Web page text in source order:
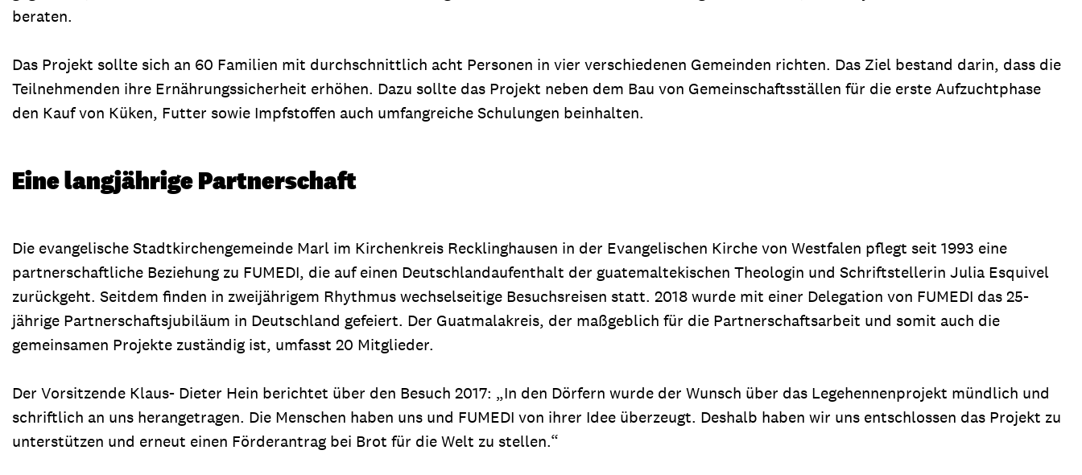
beraten.
Das Projekt sollte sich an 60 Familien mit durchschnittlich acht Personen in vier verschiedenen Gemeinden richten. Das Ziel bestand darin, dass die
Teilnehmenden ihre Ernährungssicherheit erhöhen. Dazu sollte das Projekt neben dem Bau von Gemeinschaftsställen für die erste Aufzuchtphase
den Kauf von Küken, Futter sowie Impfstoffen auch umfangreiche Schulungen beinhalten.
Eine langjährige Partnerschaft
Die evangelische Stadtkirchengemeinde Marl im Kirchenkreis Recklinghausen in der Evangelischen Kirche von Westfalen pflegt seit 1993 eine
partnerschaftliche Beziehung zu FUMEDI, die auf einen Deutschlandaufenthalt der guatemaltekischen Theologin und Schriftstellerin Julia Esquivel
zurückgeht. Seitdem finden in zweijährigem Rhythmus wechselseitige Besuchsreisen statt. 2018 wurde mit einer Delegation von FUMEDI das 25-
jährige Partnerschaftsjubiläum in Deutschland gefeiert. Der Guatmalakreis, der maßgeblich für die Partnerschaftsarbeit und somit auch die
gemeinsamen Projekte zuständig ist, umfasst 20 Mitglieder.
Der Vorsitzende Klaus- Dieter Hein berichtet über den Besuch 2017: „In den Dörfern wurde der Wunsch über das Legehennenprojekt mündlich und
schriftlich an uns herangetragen. Die Menschen haben uns und FUMEDI von ihrer Idee überzeugt. Deshalb haben wir uns entschlossen das Projekt zu
unterstützen und erneut einen Förderantrag bei Brot für die Welt zu stellen.“